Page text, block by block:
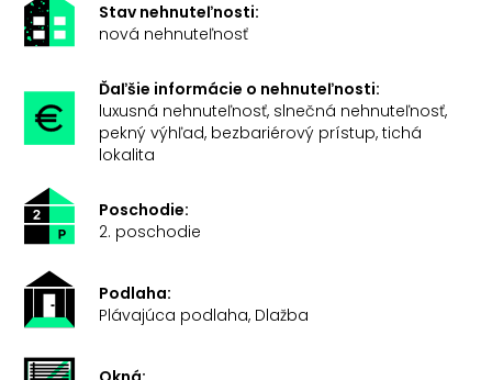
Stav nehnuteľnosti:
nová nehnuteľnosť
Ďaľšie informácie o nehnuteľnosti:
luxusná nehnuteľnosť, slnečná nehnuteľnosť,
pekný výhľad, bezbariérový prístup, tichá
lokalita
Poschodie:
2. poschodie
Podlaha:
Plávajúca podlaha, Dlažba